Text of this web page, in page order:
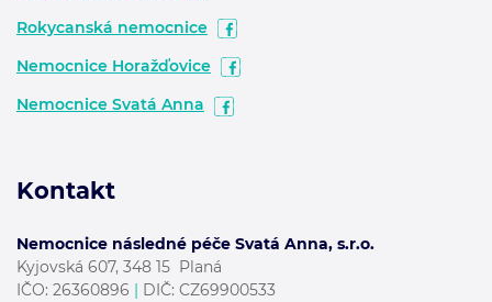
Rokycanská nemocnice
Nemocnice Horažďovice
Nemocnice Svatá Anna
Kontakt
Nemocnice následné péče Svatá Anna, s.r.o.
Kyjovská 607, 348 15 Planá
IČO: 26360896
DIČ: CZ69900533